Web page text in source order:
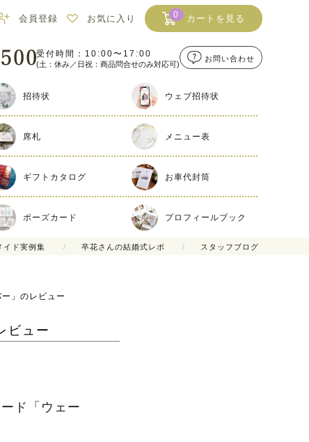
会員登録 お気に入り 0 カートを見る
受付時間：10:00〜17:00
(土：休み／日祝：商品問合せのみ対応可)
お問い合わせ
招待状 ウェブ招待状
席札 メニュー表
ギフトカタログ お車代封筒
ポーズカード プロフィールブック
イド実例集 卒花さんの結婚式レポ スタッフブログ
」のレビュー
ビュー
ド「ウェー